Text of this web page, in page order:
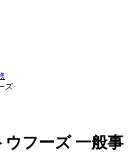
ズ
ウフーズ一般事